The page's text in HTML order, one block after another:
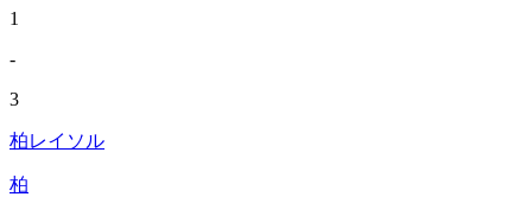
1
-
3
柏レイソル
柏